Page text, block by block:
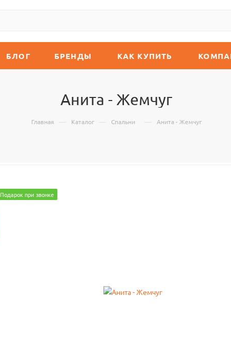
БЛОГ БРЕНДЫ КАК КУПИТЬ
Анита - Жемчуг
Главная — Каталог — Спальни — Анита - Жемчуг
Подарок при звонке